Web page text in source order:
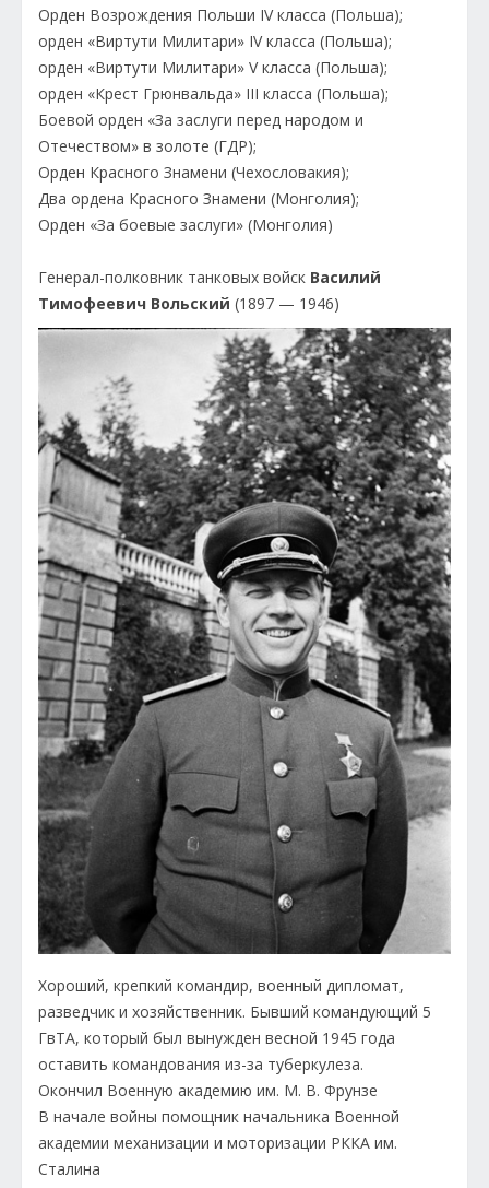
Орден Возрождения Польши IV класса (Польша);
орден «Виртути Милитари» IV класса (Польша);
орден «Виртути Милитари» V класса (Польша);
орден «Крест Грюнвальда» III класса (Польша);
Боевой орден «За заслуги перед народом и
Отечеством» в золоте (ГДР);
Орден Красного Знамени (Чехословакия);
Два ордена Красного Знамени (Монголия);
Орден «За боевые заслуги» (Монголия)
Генерал-полковник танковых войск Василий
Тимофеевич Вольский (1897 — 1946)
Хороший, крепкий командир, военный дипломат,
разведчик и хозяйственник. Бывший командующий 5
ГвТА, который был вынужден весной 1945 года
оставить командования из-за туберкулеза.
Окончил Военную академию им. М. В. Фрунзе
В начале войны помощник начальника Военной
академии механизации и моторизации РККА им.
Сталина